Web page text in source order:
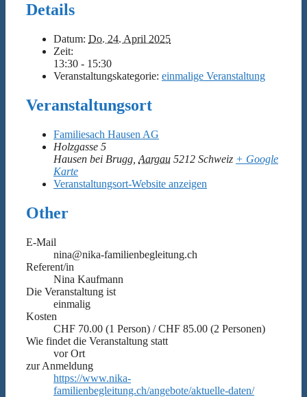
Details
Datum: Do. 24. April 2025
Zeit:
13:30 - 15:30
Veranstaltungskategorie: einmalige Veranstaltung
Veranstaltungsort
Familiesach Hausen AG
Holzgasse 5
Hausen bei Brugg Aargau 5212 Schweiz + Google
Karte
Veranstaltungsort-Website anzeigen
Other
E-Mail
nina@nika-familienbegleitung.ch
Referent/in
Nina Kaufmann
Die Veranstaltung ist
einmalig
Kosten
CHF 70.00 (1 Person) / CHF 85.00 (2 Personen)
Wie findet die Veranstaltung statt
vor Ort
zur Anmeldung
https://www.nika-
familienbegleitung.ch/angebote/aktuelle-daten/